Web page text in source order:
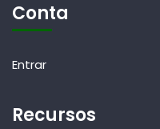
Conta
Entrar
Recursos